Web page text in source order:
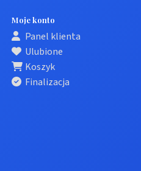
Moje konto
Panel klienta
Ulubione
Koszyk
Finalizacja